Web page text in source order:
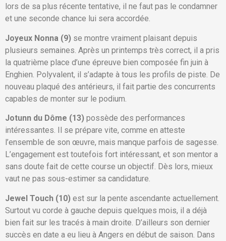
lors de sa plus récente tentative, il ne faut pas le condamner
et une seconde chance lui sera accordée.
Joyeux Nonna (9) se montre vraiment plaisant depuis
plusieurs semaines. Après un printemps très correct, il a pris
la quatrième place d’une épreuve bien composée fin juin à
Enghien. Polyvalent, il s’adapte à tous les profils de piste. De
nouveau plaqué des antérieurs, il fait partie des concurrents
capables de monter sur le podium.
Jotunn du Dôme (13) possède des performances
intéressantes. Il se prépare vite, comme en atteste
l’ensemble de son œuvre, mais manque parfois de sagesse.
L’engagement est toutefois fort intéressant, et son mentor a
sans doute fait de cette course un objectif. Dès lors, mieux
vaut ne pas sous-estimer sa candidature.
Jewel Touch (10) est sur la pente ascendante actuellement.
Surtout vu corde à gauche depuis quelques mois, il a déjà
bien fait sur les tracés à main droite. D’ailleurs son dernier
succès en date a eu lieu à Angers en début de saison. Dans